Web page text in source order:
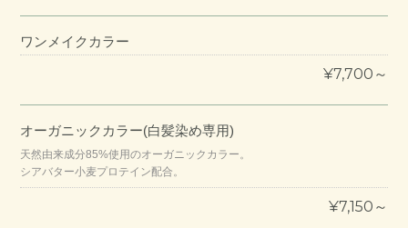
ワンメイクカラー
¥7,700～
オーガニックカラー(白髪染め専用)
天然由来成分85%使用のオーガニックカラー。
シアバター小麦プロテイン配合。
¥7,150～